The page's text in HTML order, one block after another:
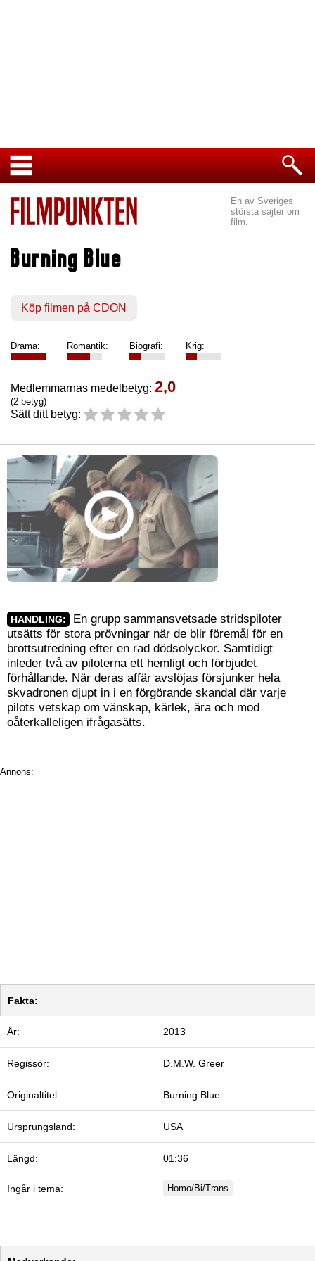
En av Sveriges
största sajter om
film.
Burning Blue
Köp filmen på CDON
Drama: Romantik: Biografi: Krig:
Medlemmarnas medelbetyg: 2,0
(2 betyg)
Sätt ditt betyg:
HANDLING:
En grupp sammansvetsade stridspiloter
utsätts för stora prövningar när de blir föremål för en
brottsutredning efter en rad dödsolyckor. Samtidigt
inleder två av piloterna ett hemligt och förbjudet
förhållande. När deras affär avslöjas försjunker hela
skvadronen djupt in i en förgörande skandal där varje
pilots vetskap om vänskap, kärlek, ära och mod
oåterkalleligen ifrågasätts.
Annons:
Fakta:
År: 2013
Regissör: D.M.W. Greer
Originaltitel: Burning Blue
Ursprungsland: USA
Längd: 01:36
Ingår i tema: Homo/Bi/Trans